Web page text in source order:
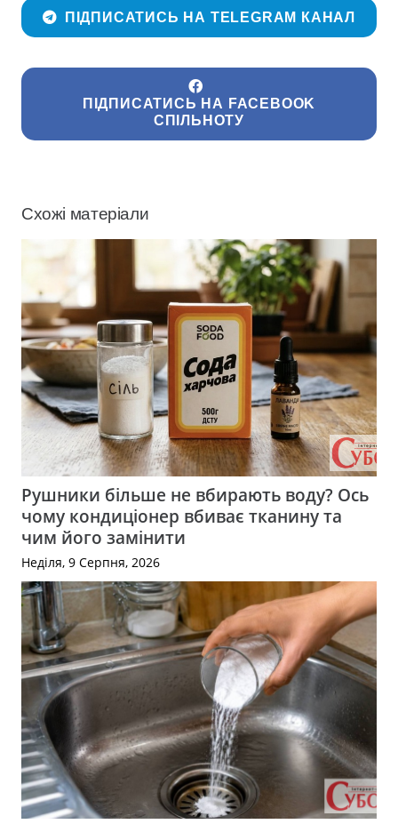
ПІДПИСАТИСЬ НА TELEGRAM КАНАЛ
ПІДПИСАТИСЬ НА FACEBOOK
СПІЛЬНОТУ
Схожі матеріали
Рушники більше не вбирають воду? Ось
чому кондиціонер вбиває тканину та
чим його замінити
Неділя, 9 Серпня, 2026